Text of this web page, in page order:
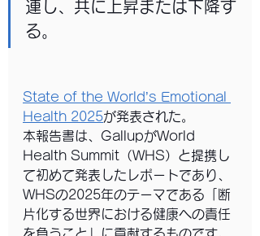
連し、共に上昇または下降す
る。
State of the World’s Emotional
Health 2025が発表された。
本報告書は、GallupがWorld
Health Summit（WHS）と提携し
て初めて発表したレポートであり、
WHSの2025年のテーマである「断
片化する世界における健康への責任